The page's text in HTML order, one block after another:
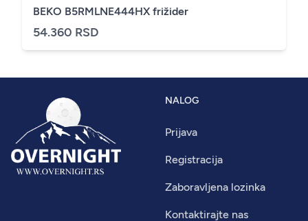
BEKO B5RMLNE444HX frižider
54.360 RSD
NALOG
Prijava
Registracija
Zaboravljena lozinka
Kontaktirajte nas